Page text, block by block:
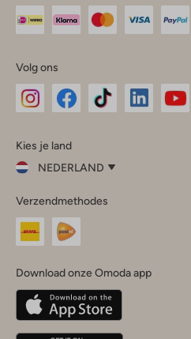
Volg ons
InstagramFacebook
Kies je land
NEDERLAND
je
land
Nederland
Belgique(Français)
Deutschland
Verzendmethodes
Download onze Omoda app